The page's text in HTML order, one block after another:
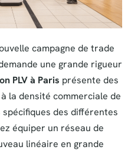
campagne de trade
une grande rigueur
PLV à Paris présente des
la densité commerciale de
spécifiques des différentes
équiper un réseau de
linéaire en grande